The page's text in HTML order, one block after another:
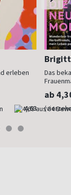
erleben
4,63
Das
ab